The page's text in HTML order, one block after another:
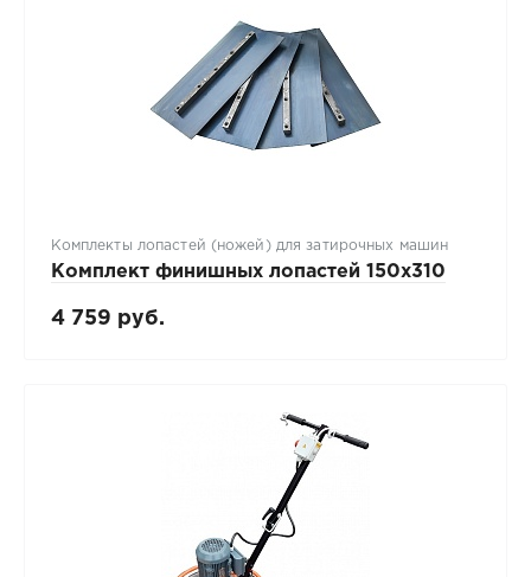
Комплекты лопастей (ножей) для затирочных машин
Комплект финишных лопастей 150х310
4 759 руб.